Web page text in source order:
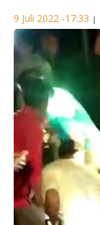
9 Juli 2022 -17:33 |